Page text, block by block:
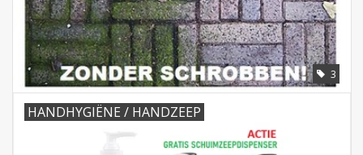
3
HANDHYGIËNE / HANDZEEP